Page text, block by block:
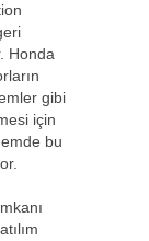
Honda
gibi
için
bu